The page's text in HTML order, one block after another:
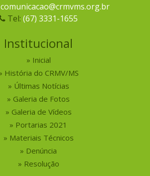
comunicacao@crmvms.org.br
Tel: (67) 3331-1655
Institucional
Inicial
História do CRMV/MS
Últimas Notícias
Galeria de Fotos
Galeria de Vídeos
Portarias 2021
Materiais Técnicos
Denúncia
Resolução